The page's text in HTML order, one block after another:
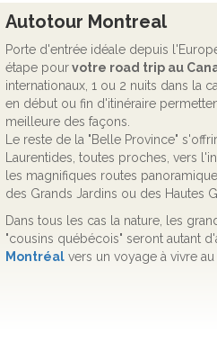
Autotour Montreal
Porte d'entrée idéale depuis
étape pourvotre road trip au
internationaux, 1 ou 2 nuits dans la
en début ou fin d'itinéraire
meilleure des façons.
Le reste de la "Belle Province"
Laurentides, toutes proches, vers
les magnifiques routes
des Grands Jardins ou des Hautes
Dans tous les cas la nature, les
"cousins québécois" seront autant
Montréal vers un voyage à vivre